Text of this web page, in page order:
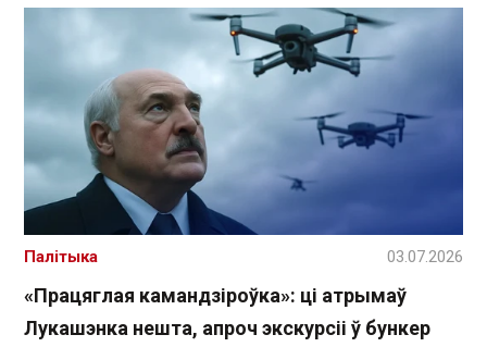
«Працяглая камандзіроўка»: ці атрымаў
Лукашэнка нешта, апроч экскурсіі ў бункер
Палітыка 03.07.2026